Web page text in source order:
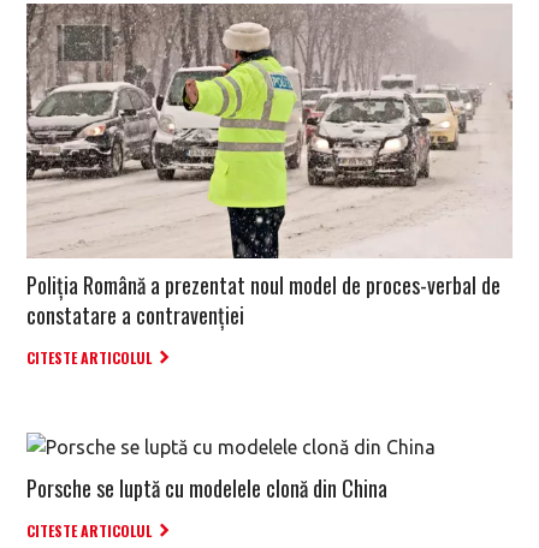
Poliția Română a prezentat noul model de proces-verbal de
constatare a contravenției
CITESTE ARTICOLUL
Porsche se luptă cu modelele clonă din China
CITESTE ARTICOLUL